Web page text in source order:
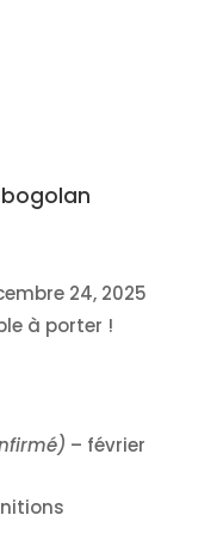
24, 2025
à porter !
– février